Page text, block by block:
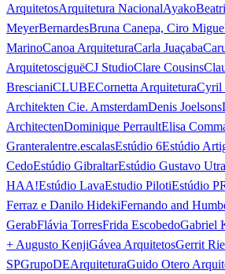
ArquitetosArquitetura NacionalAyako
MeyerBernardesBruna Canepa, Ciro
MarinoCanoa ArquiteturaCarla Juaçaba
ArquitetosciguëCJ StudioClare Cousins
BrescianiCLUBECornetta ArquiteturaCyril
Architekten Cie. AmsterdamDenis Joelsons
ArchitectenDominique PerraultElisa
Granteralentre.escalasEstúdio 6Estúdio
CedoEstúdio GibraltarEstúdio Gustavo
HAA!Estúdio LavaEstudio PilotiEstúdio
Ferraz e Danilo HidekiFernando and
GerabFlávia TorresFrida EscobedoGabriel
+ Augusto KenjiGávea ArquitetosGerrit
SPGrupoDEArquiteturaGuido Otero